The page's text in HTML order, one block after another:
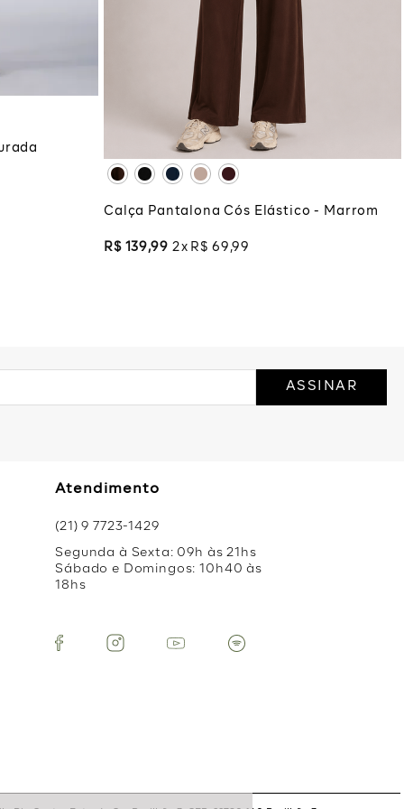
G
M
XGG
ADICIONAR À SACOLA
Calça Pantalona Cós Elástico - Marrom
R$ 139,99 2 R$ 69 ,99
ASSINAR
Atendimento
(21) 9 7723-1429
Segunda à Sexta: 09h às 21hs
Sábado e Domingos: 10h40 às
18hs